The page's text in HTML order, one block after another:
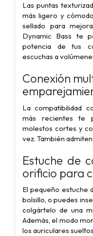
Las puntas
más ligero y
sellado para
Dynamic Bass te
potencia de tus
escuchas a
Conexión
La compatibilidad
más recientes te
molestos cortes y
vez. También
Estuche de
orificio para
El pequeño estuche
bolsillo, o puedes
colgártelo de una
Además, el modo
los auriculares